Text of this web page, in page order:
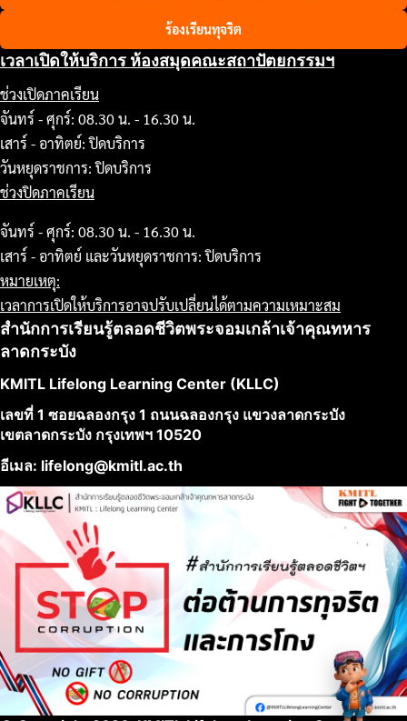
ร้องเรียนทุจริต
เวลาเปิดให้บริการ ห้องสมุดคณะสถาปัตยกรรมฯ
ช่วงเปิดภาคเรียน
จันทร์ - ศุกร์: 08.30 น. - 16.30 น.
เสาร์ - อาทิตย์: ปิดบริการ
วันหยุดราชการ: ปิดบริการ
ช่วงปิดภาคเรียน
จันทร์ - ศุกร์: 08.30 น. - 16.30 น.
เสาร์ - อาทิตย์ และวันหยุดราชการ: ปิดบริการ
หมายเหตุ:
เวลาการเปิดให้บริการอาจปรับเปลี่ยนได้ตามความเหมาะสม
สำนักการเรียนรู้ตลอดชีวิตพระจอมเกล้าเจ้าคุณทหาร
ลาดกระบัง
KMITL Lifelong Learning Center (KLLC)
เลขที่ 1 ซอยฉลองกรุง 1 ถนนฉลองกรุง แขวงลาดกระบัง
เขตลาดกระบัง กรุงเทพฯ 10520
อีเมล: lifelong@kmitl.ac.th